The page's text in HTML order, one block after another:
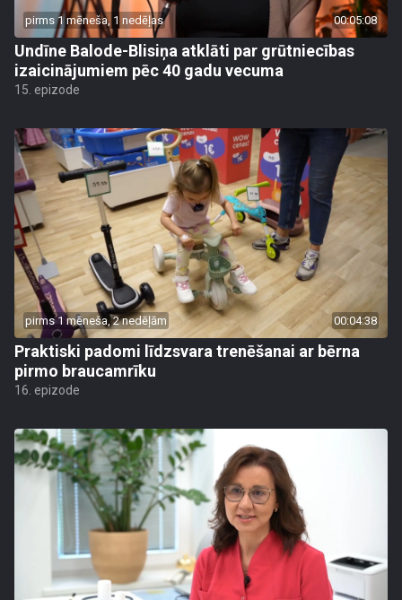
pirms 1 mēneša, 1 nedēļas 00:05:08
Undīne Balode-Blisiņa atklāti par grūtniecības
izaicinājumiem pēc 40 gadu vecuma
15. epizode
pirms 1 mēneša, 2 nedēļām 00:04:38
Praktiski padomi līdzsvara trenēšanai ar bērna
pirmo braucamrīku
16. epizode